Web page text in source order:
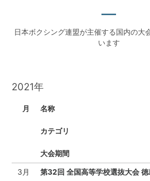
日本ボクシング連盟が主催する国内の大
います
2021年
月 名称
カテゴリ
大会期間
3月
第32回 全国高等学校選抜大会